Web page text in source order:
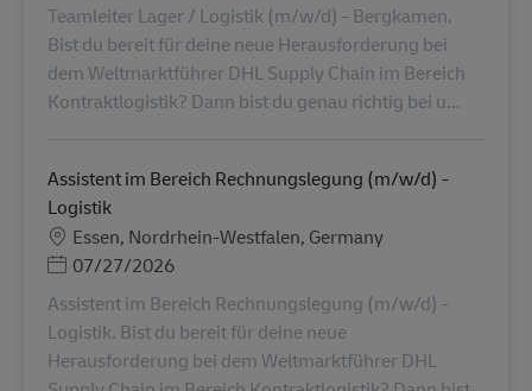
Teamleiter Lager / Logistik (m/w/d) - Bergkamen.
Bist du bereit für deine neue Herausforderung bei
dem Weltmarktführer DHL Supply Chain im Bereich
Kontraktlogistik? Dann bist du genau richtig bei u...
Assistent im Bereich Rechnungslegung (m/w/d) -
Logistik
Местоположение
Essen, Nordrhein-Westfalen, Germany
Posted Date
07/27/2026
Assistent im Bereich Rechnungslegung (m/w/d) -
Logistik. Bist du bereit für deine neue
Herausforderung bei dem Weltmarktführer DHL